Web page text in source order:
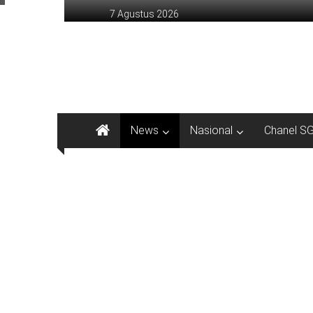
ke
7 Agustus 2026
News Nasional Chanel SG